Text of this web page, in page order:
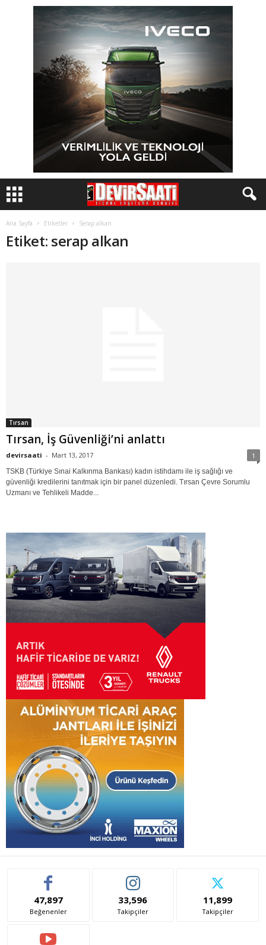
Ana Sayfa Etiketler Serap alkan
Etiket: serap alkan
Tırsan
Tırsan, İş Güvenliği’ni anlattı
devirsaati - Mart 13, 2017 1
TSKB (Türkiye Sınai Kalkınma Bankası) kadın istihdamı ile iş sağlığı ve
güvenliği kredilerini tanıtmak için bir panel düzenledi. Tırsan Çevre Sorumlu
Uzmanı ve Tehlikeli Madde...
47,897
Beğenenler
33,596
Takipçiler
11,899
Takipçiler